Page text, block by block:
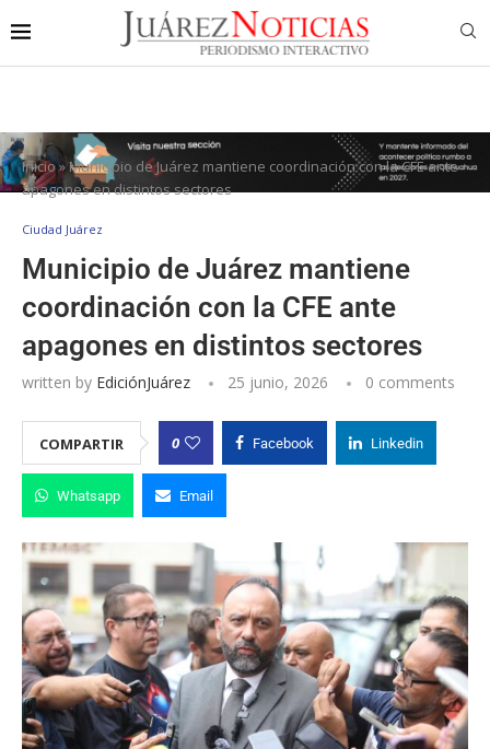
Inicio»Municipio de Juárez mantiene coordinación con la CFE ante
apagones en distintos sectores
Ciudad Juárez
Municipio de Juárez mantiene
coordinación con la CFE ante
apagones en distintos sectores
written by EdiciónJuárez 25 junio, 2026 0 comments
COMPARTIR 0 Facebook Linkedin
Whatsapp Email